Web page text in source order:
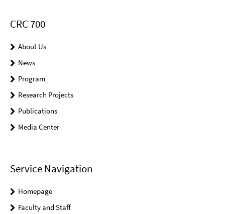
CRC 700
About Us
News
Program
Research Projects
Publications
Media Center
Service Navigation
Homepage
Faculty and Staff